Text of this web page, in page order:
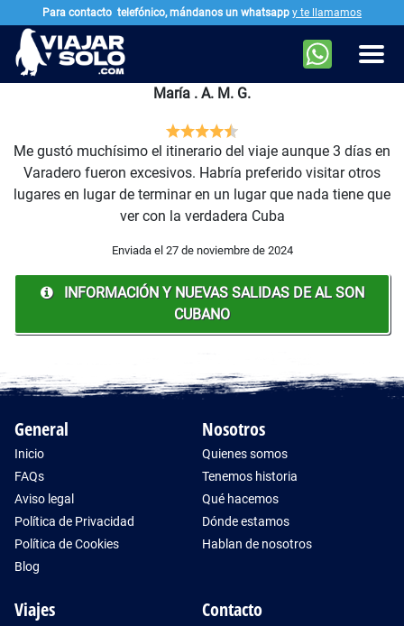
Ir al contenido principal
María . A. M. G.
Me gustó muchísimo el itinerario del viaje aunque 3 días en
Varadero fueron excesivos. Habría preferido visitar otros
lugares en lugar de terminar en un lugar que nada tiene que
ver con la verdadera Cuba
Enviada el 27 de noviembre de 2024
INFORMACIÓN Y NUEVAS SALIDAS DE AL SON
CUBANO
General
Inicio
FAQs
Aviso legal
Política de Privacidad
Política de Cookies
Blog
Nosotros
Quienes somos
Tenemos historia
Qué hacemos
Dónde estamos
Hablan de nosotros
Viajes Contacto
Para contacto telefónico, mándanos un whatsapp y te llamamos